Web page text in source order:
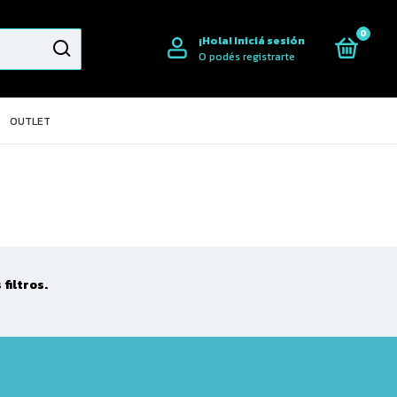
¡Hola!Iniciá sesión
O podés registrarte
0
OUTLET
filtros.